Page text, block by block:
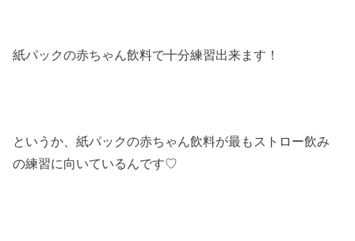
紙パックの赤ちゃん飲料で十分練習出来ます！
というか、紙パックの赤ちゃん飲料が最もストロー飲み
の練習に向いているんです♡